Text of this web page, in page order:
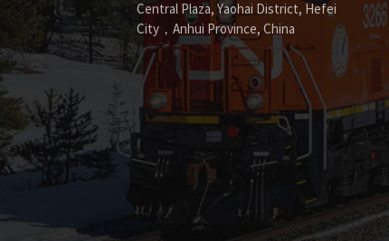
Central Plaza, Yaohai District, Hefei
City，Anhui Province, China